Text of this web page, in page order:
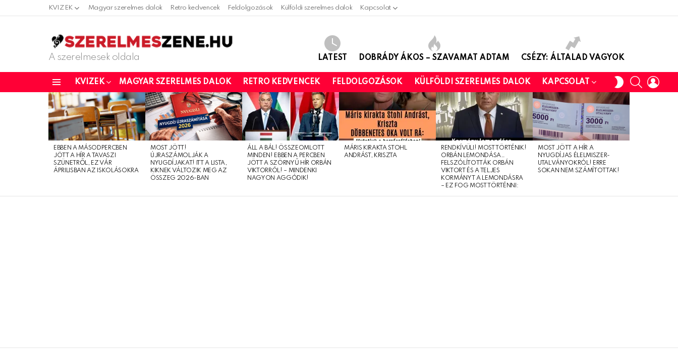
KVIZEK Magyar szerelmes dalok Retro kedvencek Feldolgozások Külföldi szerelmes dalok Kapcsolat
A szerelmesek oldala LATEST DOBRÁDY ÁKOS – SZAVAMAT ADTAM CSÉZY: ÁLTALAD VAGYOK
KVIZEK MAGYAR SZERELMES DALOK RETRO KEDVENCEK FELDOLGOZÁSOK KÜLFÖLDI SZERELMES DALOK KAPCSOLAT
SWITCH
SKIN
SEARCH
LATEST
STORIES
EBBEN A MÁSODPERCBEN
JÖTT A HÍR A TAVASZI
SZÜNETRŐL, EZ VÁR
ÁPRILISBAN AZ ISKOLÁSOKRA
MOST JÖTT!
ÚJRASZÁMOLJÁK A
NYUGDÍJAKAT! ITT A LISTA,
KIKNEK VÁLTOZIK MEG AZ
ÖSSZEG 2026-BAN
ÁLL A BÁL! ÖSSZEOMLOTT
MINDEN! EBBEN A PERCBEN
JÖTT A SZÖRNYŰ HÍR ORBÁN
VIKTORRÓL! – MINDENKI
NAGYON AGGÓDIK!
MÁRIS KIRAKTA STOHL
ANDRÁST, KRISZTA
RENDKÍVÜLI! MOST TÖRTÉNIK!
ORBÁN LEMONDÁSA…
FELSZÓLÍTOTTÁK ORBÁN
VIKTORT ÉS A TELJES
KORMÁNYT A LEMONDÁSRA
– EZ FOG MOST TÖRTÉNNI:
MOST JÖTT A HÍR A
NYUGDÍJAS ÉLELMISZER-
UTALVÁNYOKRÓL! ERRE
SOKAN NEM SZÁMÍTOTTAK!